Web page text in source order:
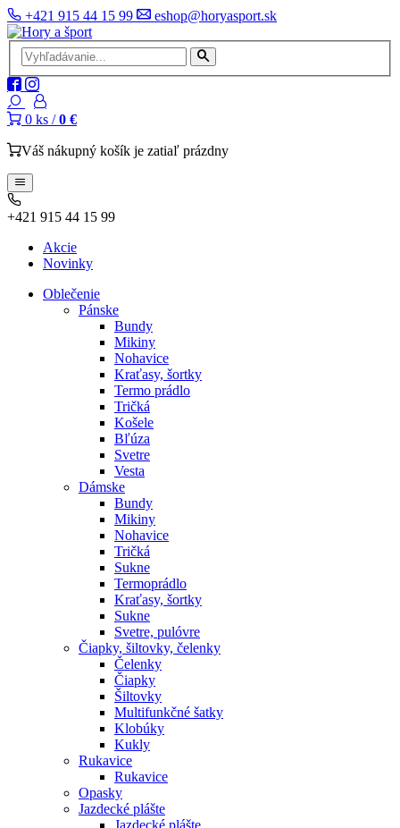
+421 915 44 15 99 eshop@horyasport.sk
0 ks / 0 €
Váš nákupný košík je zatiaľ prázdny
+421 915 44 15 99
Akcie
Novinky
Oblečenie
Pánske
Bundy
Mikiny
Nohavice
Kraťasy, šortky
Termo prádlo
Tričká
Košele
Bľúza
Svetre
Vesta
Dámske
Bundy
Mikiny
Nohavice
Tričká
Sukne
Termoprádlo
Kraťasy, šortky
Sukne
Svetre, pulóvre
Čiapky, šiltovky, čelenky
Čelenky
Čiapky
Šiltovky
Multifunkčné šatky
Klobúky
Kukly
Rukavice
Rukavice
Opasky
Jazdecké plášte
Jazdecké plášte